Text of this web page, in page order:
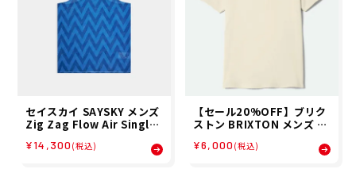
セイスカイ SAYSKY メンズ
Zig Zag Flow Air Singlet
063 26SP
¥14,300 (税込)
【セール20%OFF】ブリク
ストン BRIXTON メンズ 半
STD 17496 26SP
¥6,000 (税込)